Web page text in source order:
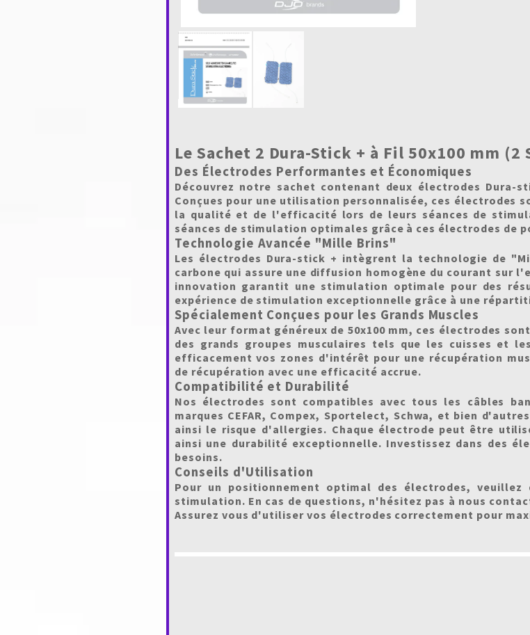
Le Sachet 2 Dura-Stick + à Fil 50x100 mm (2
Des Électrodes Performantes et Économiques
Découvrez notre sachet contenant deux électrodes Dura-
Conçues pour une utilisation personnalisée, ces électrodes
la qualité et de l'efficacité lors de leurs séances de
séances de stimulation optimales grâce à ces électrodes de
Technologie Avancée "Mille Brins"
Les électrodes Dura-stick + intègrent la technologie de
carbone qui assure une diffusion homogène du courant sur
innovation garantit une stimulation optimale pour des
expérience de stimulation exceptionnelle grâce à une
Spécialement Conçues pour les Grands Muscles
Avec leur format généreux de 50x100 mm, ces électrodes
des grands groupes musculaires tels que les cuisses et
efficacement vos zones d'intérêt pour une récupération
de récupération avec une efficacité accrue.
Compatibilité et Durabilité
Nos électrodes sont compatibles avec tous les câbles
marques CEFAR, Compex, Sportelect, Schwa, et bien
ainsi le risque d'allergies. Chaque électrode peut être
ainsi une durabilité exceptionnelle. Investissez dans des
besoins.
Conseils d'Utilisation
Pour un positionnement optimal des électrodes,
stimulation. En cas de questions, n'hésitez pas à nous
Assurez vous d'utiliser vos électrodes correctement pour